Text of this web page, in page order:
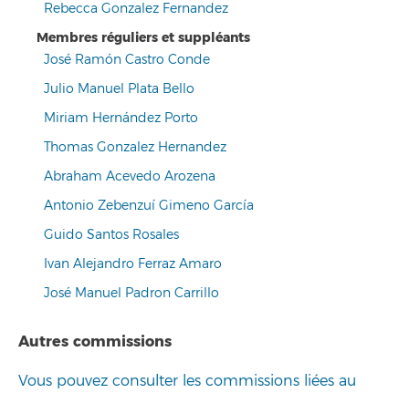
Rebecca Gonzalez Fernandez
Membres réguliers et suppléants
José Ramón Castro Conde
Julio Manuel Plata Bello
Miriam Hernández Porto
Thomas Gonzalez Hernandez
Abraham Acevedo Arozena
Antonio Zebenzuí Gimeno García
Guido Santos Rosales
Ivan Alejandro Ferraz Amaro
José Manuel Padron Carrillo
Autres commissions
Vous pouvez consulter les commissions liées au